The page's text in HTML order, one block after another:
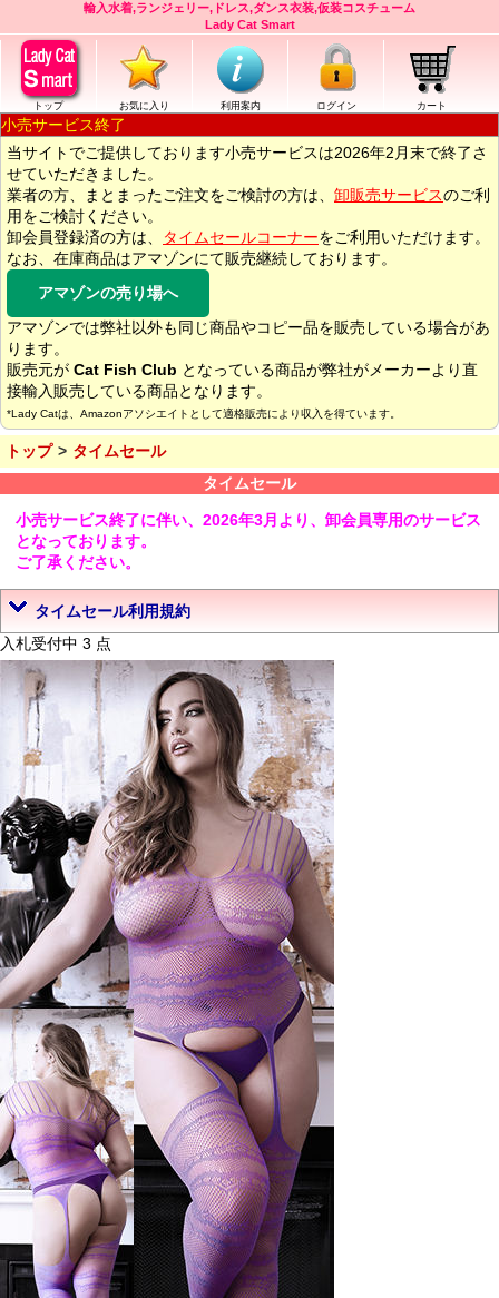
輸入水着,ランジェリー,ドレス,ダンス衣装,仮装コスチューム
Lady Cat Smart
トップ お気に入り 利用案内 ログイン カート
小売サービス終了
当サイトでご提供しております小売サービスは2026年2月末で終了さ
せていただきました。
業者の方、まとまったご注文をご検討の方は、 卸販売サービスのご利
用をご検討ください。
卸会員登録済の方は、
タイムセールコーナーをご利用いただけます。
なお、在庫商品はアマゾンにて販売継続しております。
アマゾンの売り場へ
アマゾンでは弊社以外も同じ商品やコピー品を販売している場合があ
ります。
販売元が Cat Fish Club となっている商品が弊社がメーカーより直
接輸入販売している商品となります。
*Lady Catは、Amazonアソシエイトとして適格販売により収入を得ています。
トップ
タイムセール
タイムセール
小売サービス終了に伴い、2026年3月より、卸会員専用のサービス
となっております。
ご了承ください。
タイムセール利用規約
入札受付中 3 点